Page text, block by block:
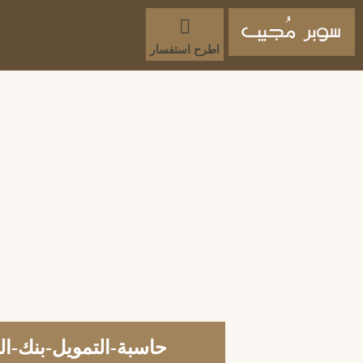
اطرح استفسار
حاسبة-التمويل-بنك-